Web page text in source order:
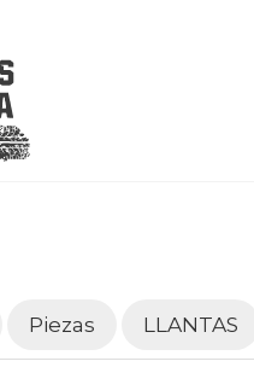
Piezas LLANTAS